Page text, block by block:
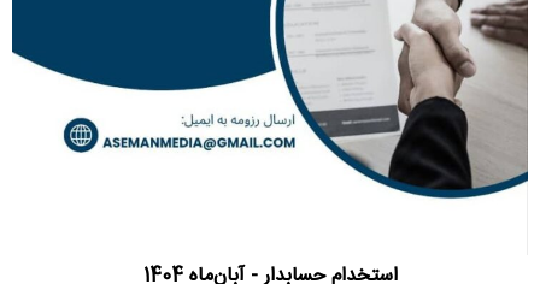
استخدام حسابدار - آبان‌ماه 1404